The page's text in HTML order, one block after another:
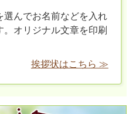
選んでお名前などを入れ
オリジナル文章を印刷
挨拶状はこちら ≫